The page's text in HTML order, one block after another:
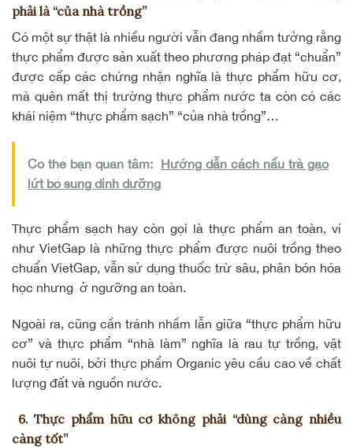
phải là “của nhà trồng”
Có một sự thật là nhiều người vẫn đang nhầm tưởng rằng
thực phẩm được sản xuất theo phương pháp đạt “chuẩn”
được cấp các chứng nhận nghĩa là thực phẩm hữu cơ,
mà quên mất thị trường thực phẩm nước ta còn có các
khái niệm “thực phẩm sạch” “của nhà trồng”…
Có thể bạn quan tâm:
Hướng dẫn cách nấu trà gạo
lứt bổ sung dinh dưỡng
Thực phẩm sạch hay còn gọi là thực phẩm an toàn, ví
như VietGap là những thực phẩm được nuôi trồng theo
chuẩn VietGap, vẫn sử dụng thuốc trừ sâu, phân bón hóa
học nhưng ở ngưỡng an toàn.
Ngoài ra, cũng cần tránh nhầm lẫn giữa “thực phẩm hữu
cơ” và thực phẩm “nhà làm” nghĩa là rau tự trồng, vật
nuôi tự nuôi, bởi thực phẩm Organic yêu cầu cao về chất
lượng đất và nguồn nước.
6. Thực phẩm hữu cơ không phải “dùng càng nhiều
càng tốt”